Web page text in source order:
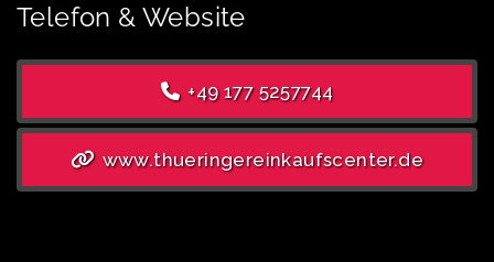
Telefon & Website
+49 177 5257744
www.thueringereinkaufscenter.de